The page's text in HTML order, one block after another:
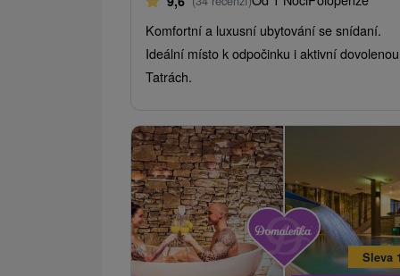
Komfortní a luxusní ubytování se snídaní.
Ideální místo k odpočinku i aktivní
Tatrách.
Sleva